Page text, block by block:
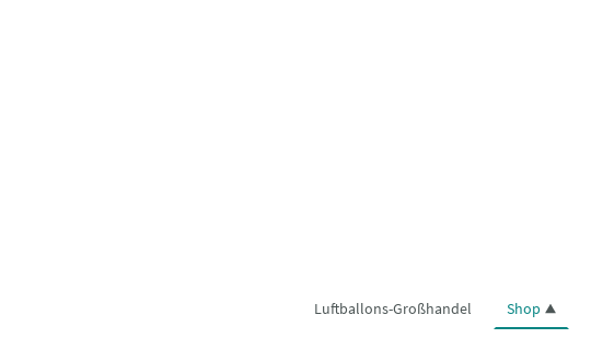
Luftballons-Großhandel Shop